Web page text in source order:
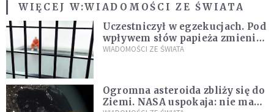
WIĘCEJ W:WIADOMOŚCI ZE ŚWIATA
Uczestniczył w egzekucjach. Pod
wpływem słów papieża zmienił
zdanie
WIADOMOŚCI ZE ŚWIATA
Ogromna asteroida zbliży się do
Ziemi. NASA uspokaja: nie ma